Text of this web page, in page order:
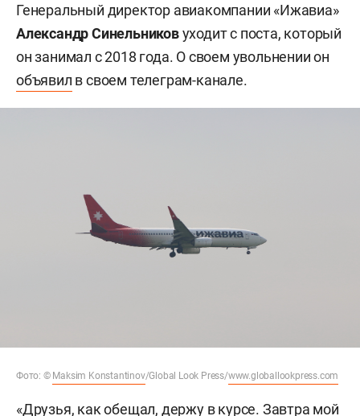
Генеральный директор авиакомпании «Ижавиа»
Александр Синельниковуходит с поста, который
он занимал с 2018 года. О своем увольнении он
объявил в своем телеграм-канале.
Фото: © Maksim Konstantinov/Global Look Press/www.globallookpress.com
«Друзья, как обещал, держу в курсе. Завтра мой